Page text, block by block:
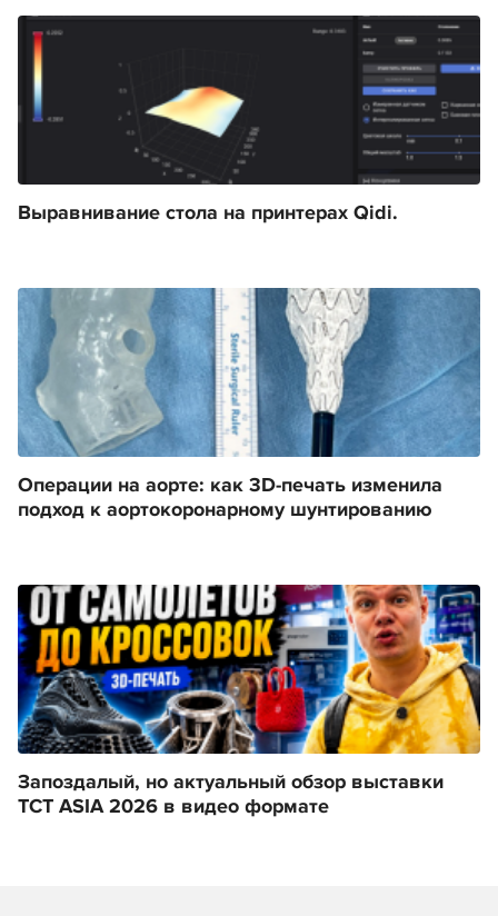
Выравнивание стола на принтерах Qidi.
Операции на аорте: как 3D-печать изменила
подход к аортокоронарному шунтированию
Запоздалый, но актуальный обзор выставки
TCT ASIA 2026 в видео формате